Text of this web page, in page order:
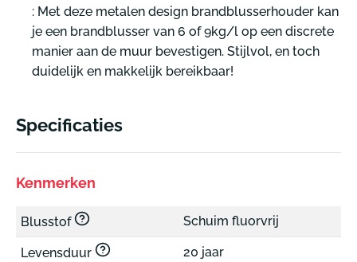
: Met deze metalen design brandblusserhouder kan
je een brandblusser van 6 of 9kg/l op een discrete
manier aan de muur bevestigen. Stijlvol, en toch
duidelijk en makkelijk bereikbaar!
Specificaties
Kenmerken
Blusstof Schuim fluorvrij
Levensduur 20 jaar